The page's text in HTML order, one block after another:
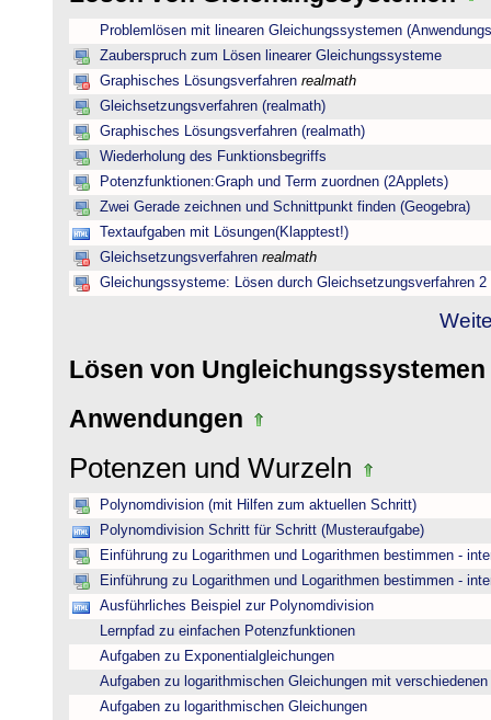
Problemlösen mit linearen Gleichungssystemen
Zauberspruch zum Lösen linearer Gleichungssysteme
Graphisches Lösungsverfahren realmath
Gleichsetzungsverfahren (realmath)
Graphisches Lösungsverfahren (realmath)
Wiederholung des Funktionsbegriffs
Potenzfunktionen:Graph und Term zuordnen (2Applets)
Zwei Gerade zeichnen und Schnittpunkt finden (Geogebra)
Textaufgaben mit Lösungen(Klapptest!)
Gleichsetzungsverfahren realmath
Gleichungssysteme: Lösen durch Gleichsetzungsverfahren 2
Lösen von Ungleichungssystemen
Anwendungen
Potenzen und Wurzeln
Polynomdivision (mit Hilfen zum aktuellen Schritt)
Polynomdivision Schritt für Schritt (Musteraufgabe)
Einführung zu Logarithmen und Logarithmen bestimmen -
Einführung zu Logarithmen und Logarithmen bestimmen -
Ausführliches Beispiel zur Polynomdivision
Lernpfad zu einfachen Potenzfunktionen
Aufgaben zu Exponentialgleichungen
Aufgaben zu logarithmischen Gleichungen mit verschiedenen
Aufgaben zu logarithmischen Gleichungen